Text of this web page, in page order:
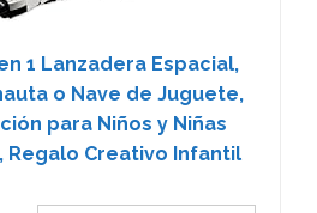
1 Lanzadera Espacial,
o Nave de Juguete,
para Niños y Niñas
Regalo Creativo Infantil